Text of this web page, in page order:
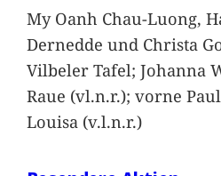
My Oanh Chau-Luong,
Dernedde und Christa
Vilbeler Tafel; Johanna
Raue (vl.n.r.); vorne
Louisa (v.l.n.r.)